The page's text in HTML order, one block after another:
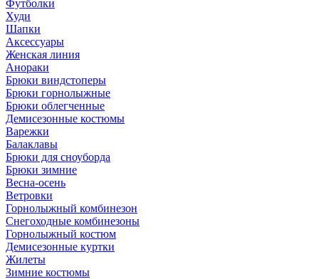
Футболки
Худи
Шапки
Аксессуары
Женская линия
Анораки
Брюки виндстоперы
Брюки горнолыжные
Брюки облегченные
Демисезонные костюмы
Варежки
Балаклавы
Брюки для сноуборда
Брюки зимние
Весна-осень
Ветровки
Горнолыжный комбинезон
Снегоходные комбинезоны
Горнолыжный костюм
Демисезонные куртки
Жилеты
Зимние костюмы